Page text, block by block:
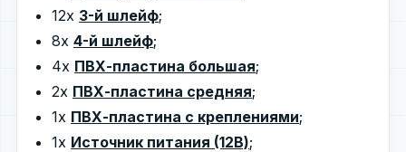
12х 3-й шлейф;
8х 4-й шлейф;
4х ПВХ-пластина большая;
2х ПВХ-пластина средняя;
1х ПВХ-пластина с креплениями;
1х Источник питания (12В);